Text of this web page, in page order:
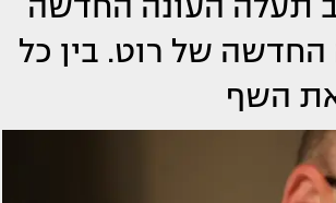
של רוט. בין כל
את השף